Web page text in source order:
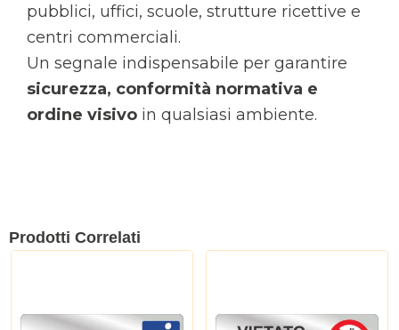
pubblici, uffici, scuole, strutture ricettive e
centri commerciali.
Un segnale indispensabile per garantire
sicurezza, conformità normativa e
ordine visivo in qualsiasi ambiente.
Prodotti Correlati